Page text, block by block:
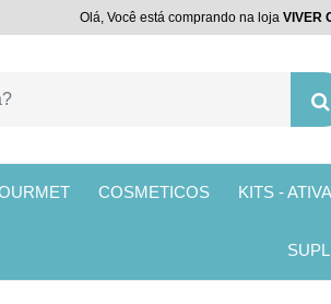
Olá, Você está comprando na loja VIVER
COSMETICOS KITS -